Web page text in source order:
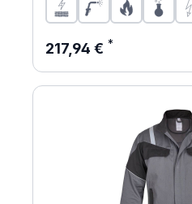
Regulärer Preis:
217,94 €